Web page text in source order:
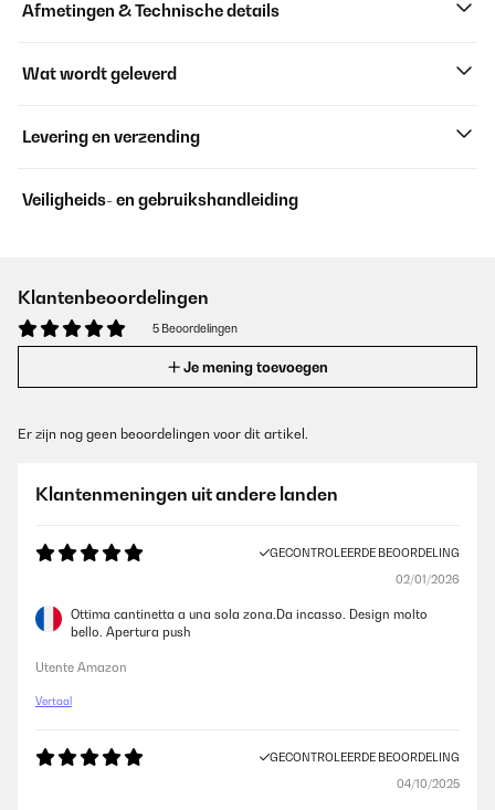
Afmetingen & Technische details
Wat wordt geleverd
Levering en verzending
Veiligheids- en gebruikshandleiding
Klantenbeoordelingen
5 Beoordelingen
Je mening toevoegen
Er zijn nog geen beoordelingen voor dit artikel.
Klantenmeningen uit andere landen
GECONTROLEERDE BEOORDELING
02/01/2026
Ottima cantinetta a una sola zona.Da incasso. Design molto
bello. Apertura push
Utente Amazon
Vertaal
GECONTROLEERDE BEOORDELING
04/10/2025